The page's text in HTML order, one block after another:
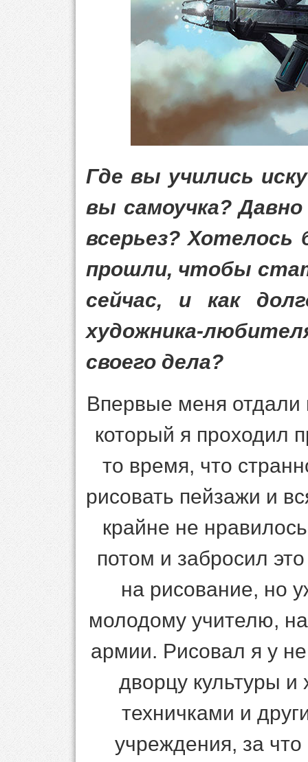
Где вы учились
вы самоучка?
всерьез?
прошли, чтобы
сейчас, и как
художника-
своего дела?
Впервые меня отдали
который я проходил
то время, что
рисовать пейзажи и
крайне не
потом и забросил
на рисование, но
молодому учителю,
армии. Рисовал я у
дворцу культуры и
техничками и
учреждения, за